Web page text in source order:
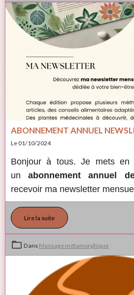
ABONNEMENT ANNUEL
Le 01/10/2024
Bonjour à tous. Je mets en
un abonnement annuel
recevoir ma newsletter
Lire la suite
Dans Massage métamorphique